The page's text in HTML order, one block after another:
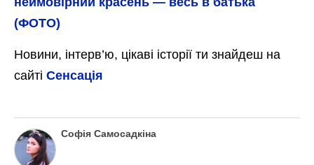
(ФОТО)
Новини, інтерв’ю, цікаві історії ти знайдеш на
сайті Сенсація
Софія Самосадкіна